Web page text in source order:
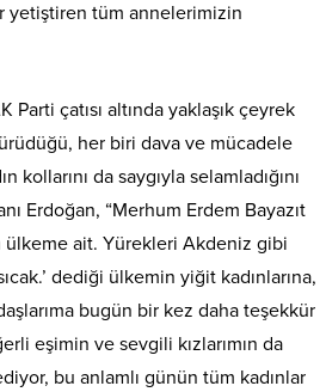
yetiştiren tüm annelerimizin
Parti çatısı altında yaklaşık çeyrek
her biri dava ve mücadele
kollarını da saygıyla selamladığını
Erdoğan, “Merhum Erdem Bayazıt
ülkeme ait. Yürekleri Akdeniz gibi
dediği ülkemin yiğit kadınlarına,
bugün bir kez daha teşekkür
eşimin ve sevgili kızlarımın da
bu anlamlı günün tüm kadınlar